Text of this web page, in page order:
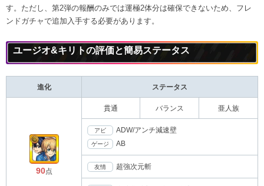
す。ただし、第2弾の報酬のみでは運極2体分は確保できないため、フレ
ンドガチャで追加入手する必要があります。
ユージオ&キリトの評価と簡易ステータス
進化 ステータス
90点
貫通 バランス 亜人族
アビ ADW/アンチ減速壁
ゲージ AB
友情 超強次元斬